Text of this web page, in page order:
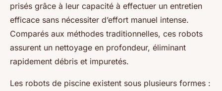
prisés grâce à leur capacité à effectuer un entretien
efficace sans nécessiter d’effort manuel intense.
Comparés aux méthodes traditionnelles, ces robots
assurent un nettoyage en profondeur, éliminant
rapidement débris et impuretés.
Les robots de piscine existent sous plusieurs formes :